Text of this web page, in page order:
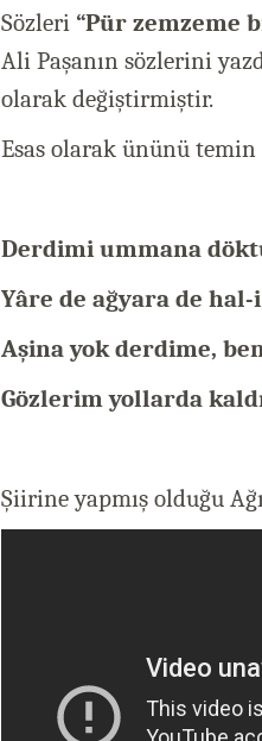
Sözleri “Pür zemzeme
Ali Paşanın sözlerini
olarak değiştirmiştir.
Esas olarak ününü temin
Derdimi ummana
Yâre de ağyara de
Aşina yok derdime,
Gözlerim yollarda
Şiirine yapmış olduğu